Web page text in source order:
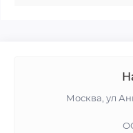
Москва, ул